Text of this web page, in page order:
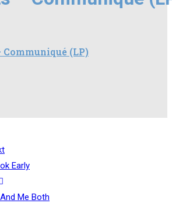
(LP)